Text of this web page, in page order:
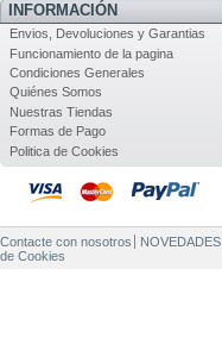
INFORMACIÓN
Envios, Devoluciones y Garantias
Funcionamiento de la pagina
Condiciones Generales
Quiénes Somos
Nuestras Tiendas
Formas de Pago
Politica de Cookies
Contacte con nosotros NOVEDADES
de Cookies